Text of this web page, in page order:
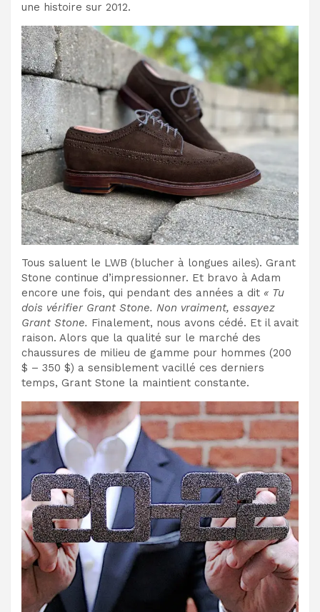
une histoire sur 2012.
Tous saluent le LWB (blucher à longues ailes). Grant
Stone continue d’impressionner. Et bravo à Adam
encore une fois, qui pendant des années a dit « Tu
dois vérifier Grant Stone. Non vraiment, essayez
Grant Stone. Finalement, nous avons cédé. Et il avait
raison. Alors que la qualité sur le marché des
chaussures de milieu de gamme pour hommes (200
$ – 350 $) a sensiblement vacillé ces derniers
temps, Grant Stone la maintient constante.